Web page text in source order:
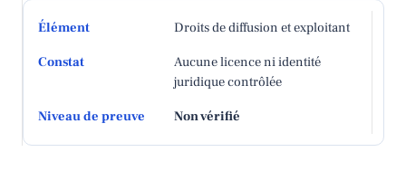
Droits de diffusion et exploitant
Aucune licence ni identité
juridique contrôlée
Non vérifié